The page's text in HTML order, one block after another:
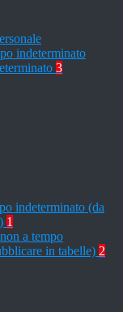
indeterminato
3
indeterminato (da
1
a tempo
in tabelle) 2